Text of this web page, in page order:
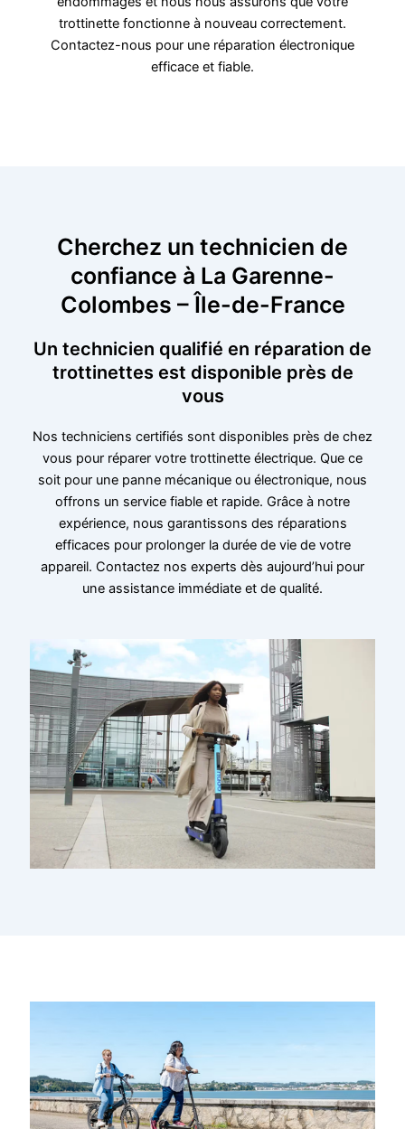
trottinette fonctionne à nouveau correctement.
Contactez-nous pour une réparation électronique
efficace et fiable.
Cherchez un technicien de
confiance à La Garenne-
Colombes – Île-de-France
Un technicien qualifié en réparation de
trottinettes est disponible près de
vous
Nos techniciens certifiés sont disponibles près de chez
vous pour réparer votre trottinette électrique. Que ce
soit pour une panne mécanique ou électronique, nous
offrons un service fiable et rapide. Grâce à notre
expérience, nous garantissons des réparations
efficaces pour prolonger la durée de vie de votre
appareil. Contactez nos experts dès aujourd’hui pour
une assistance immédiate et de qualité.